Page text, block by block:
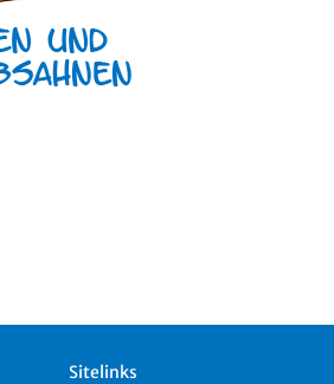
Sitelinks